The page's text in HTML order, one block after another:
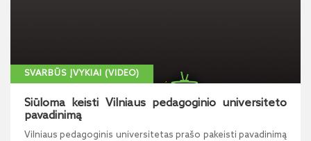
SVARBŪS ĮVYKIAI (VIDEO)
Siūloma keisti Vilniaus pedagoginio universiteto
pavadinimą
Vilniaus pedagoginis universitetas prašo pakeisti pavadinimą